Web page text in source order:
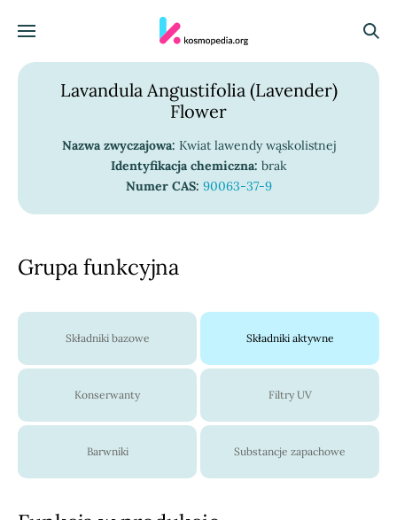
Menu
Lavandula Angustifolia (Lavender)
Flower
Nazwa zwyczajowa: Kwiat lawendy wąskolistnej
Identyfikacja chemiczna: brak
Numer CAS: 90063-37-9
Grupa funkcyjna
Składniki bazowe Składniki aktywne
Konserwanty Filtry UV
Barwniki Substancje zapachowe